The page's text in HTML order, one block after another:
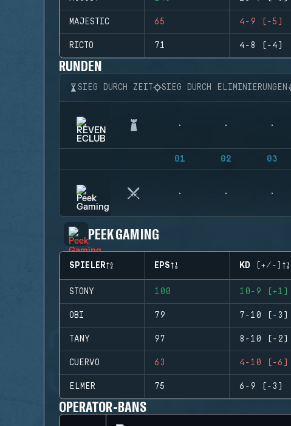
MAJESTIC 65 4-9 (-5)
RICTO 71 4-8 (-4)
RUNDEN
SIEG DURCH ZEIT SIEG DURCH ELIMINIERUNGEN
01 02 03
PEEK GAMING
SPIELER EPS KD (+/-)
STONY 100 10-9 (+1)
OBI 79 7-10 (-3)
TANY 97 8-10 (-2)
CUERVO 63 4-10 (-6)
ELMER 75 6-9 (-3)
OPERATOR-BANS